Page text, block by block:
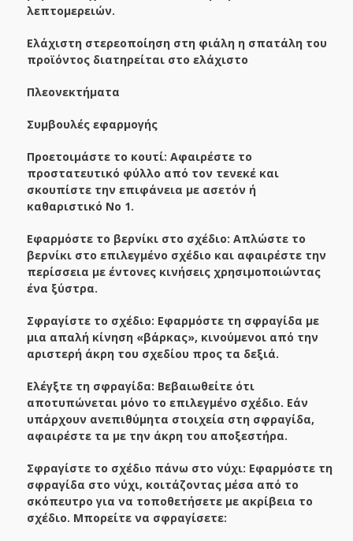
λεπτομερειών.
Ελάχιστη στερεοποίηση στη φιάλη η σπατάλη του
προϊόντος διατηρείται στο ελάχιστο
Πλεονεκτήματα
Συμβουλές εφαρμογής
Προετοιμάστε το κουτί: Αφαιρέστε το
προστατευτικό φύλλο από τον τενεκέ και
σκουπίστε την επιφάνεια με ασετόν ή
καθαριστικό Νο 1.
Εφαρμόστε το βερνίκι στο σχέδιο: Απλώστε το
βερνίκι στο επιλεγμένο σχέδιο και αφαιρέστε την
περίσσεια με έντονες κινήσεις χρησιμοποιώντας
ένα ξύστρα.
Σφραγίστε το σχέδιο: Εφαρμόστε τη σφραγίδα με
μια απαλή κίνηση «βάρκας», κινούμενοι από την
αριστερή άκρη του σχεδίου προς τα δεξιά.
Ελέγξτε τη σφραγίδα: Βεβαιωθείτε ότι
αποτυπώνεται μόνο το επιλεγμένο σχέδιο. Εάν
υπάρχουν ανεπιθύμητα στοιχεία στη σφραγίδα,
αφαιρέστε τα με την άκρη του αποξεστήρα.
Σφραγίστε το σχέδιο πάνω στο νύχι: Εφαρμόστε τη
σφραγίδα στο νύχι, κοιτάζοντας μέσα από το
σκόπευτρο για να τοποθετήσετε με ακρίβεια το
σχέδιο. Μπορείτε να σφραγίσετε: